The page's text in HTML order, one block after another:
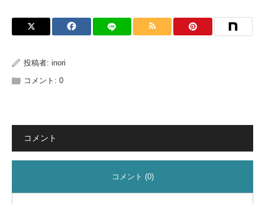
投稿者: inori
コメント: 0
コメント
コメント (0)